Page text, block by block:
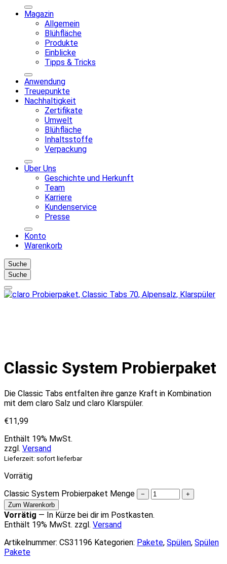
Magazin
Allgemein
Blühfläche
Produkte
Einblicke
Tipps & Tricks
Anwendung
Treuepunkte
Nachhaltigkeit
Zertifikate
Umwelt
Blühfläche
Inhaltsstoffe
Verpackung
Über Uns
Geschichte und Herkunft
Team
Karriere
Kundenservice
Presse
Konto
Warenkorb
Suche
Suche
Classic System Probierpaket
Die Classic Tabs entfalten ihre ganze Kraft in Kombination
mit dem claro Salz und claro Klarspüler.
€11,99
Enthält 19% MwSt.
zzgl. Versand
Lieferzeit: sofort lieferbar
Vorrätig
Classic System Probierpaket Menge
−
+
Zum Warenkorb
Vorrätig — In Kürze bei dir im Postkasten.
Enthält 19% MwSt. zzgl. Versand
Artikelnummer: CS31196 Kategorien: Pakete, Spülen, Spülen
Pakete